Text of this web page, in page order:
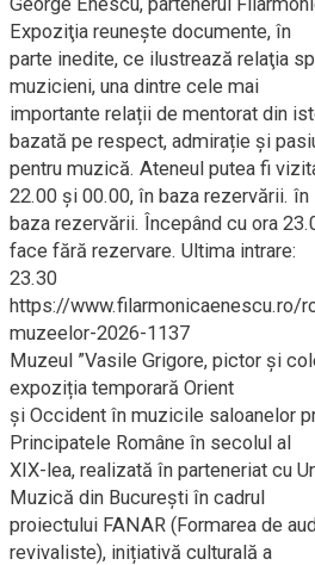
Expoziţia reuneşte documente, în
parte inedite, ce ilustrează relaţia
muzicieni, una dintre cele mai
importante relații de mentorat din
bazată pe respect, admirație și
pentru muzică. Ateneul putea fi
22.00 și 00.00, în baza rezervării. în
baza rezervării. Începând cu ora
face fără rezervare. Ultima intrare:
23.30
https://www.filarmonicaenescu.ro/
muzeelor-2026-1137
Muzeul ”Vasile Grigore, pictor și
expoziția temporară Orient
și Occident în muzicile saloanelor
Principatele Române în secolul al
XIX-lea, realizată în parteneriat cu
Muzică din București în cadrul
proiectului FANAR (Formarea de
revivaliste), inițiativă culturală a